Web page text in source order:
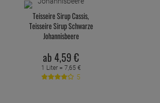
Teisseire Sirup Cassis,
Teisseire Sirup Schwarze
Johannisbeere
ab 4,59 €
1 Liter = 7,65 €
5